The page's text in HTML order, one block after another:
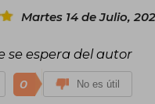
Martes 14 de Julio,
se espera del autor
0 No es útil